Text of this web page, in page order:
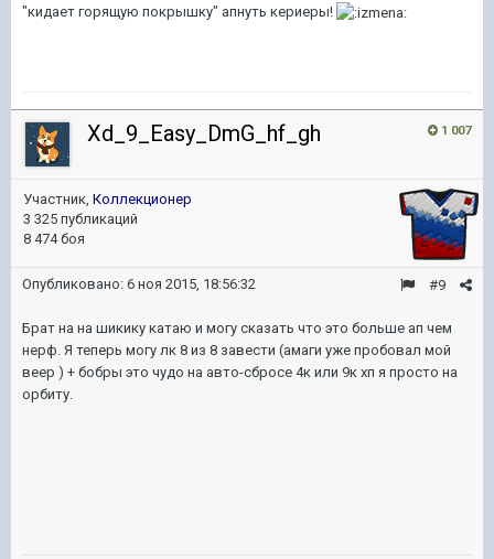
"кидает горящую покрышку" апнуть кериеры!
1 007
Xd_9_Easy_DmG_hf_gh
Участник, Коллекционер
3 325 публикаций
8 474 боя
#9
Опубликовано: 6 ноя 2015, 18:56:32
Брат на на шикику катаю и могу сказать что это больше ап чем
нерф. Я теперь могу лк 8 из 8 завести (амаги уже пробовал мой
веер ) + бобры это чудо на авто-сбросе 4к или 9к хп я просто на
орбиту.